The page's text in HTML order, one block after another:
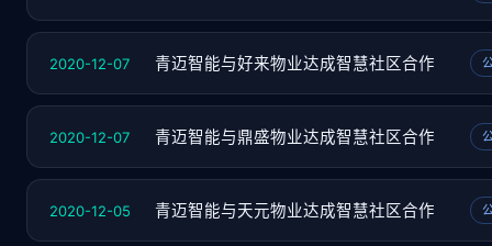
2020-12-07 青迈智能与好来物业达成智慧社区合作
2020-12-07 青迈智能与鼎盛物业达成智慧社区合作
2020-12-05 青迈智能与天元物业达成智慧社区合作